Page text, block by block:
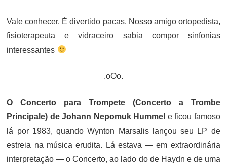
Vale conhecer. É divertido pacas. Nosso amigo ortopedista,
fisioterapeuta e vidraceiro sabia compor sinfonias
interessantes
.oOo.
O Concerto para Trompete (Concerto a Trombe
Principale) de Johann Nepomuk Hummel e ficou famoso
lá por 1983, quando Wynton Marsalis lançou seu LP de
estreia na música erudita. Lá estava — em extraordinária
interpretação — o Concerto, ao lado do de Haydn e de uma